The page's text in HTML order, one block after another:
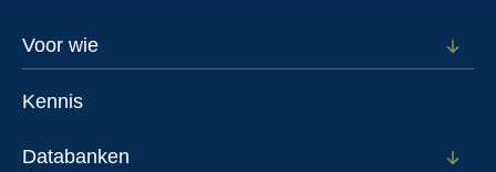
Footer
Voor wie
Open
Kennis
Databanken